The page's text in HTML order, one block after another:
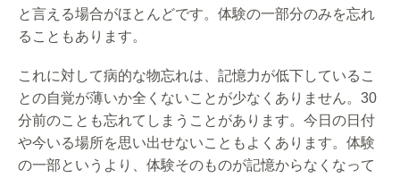
と言える場合がほとんどです。 体験の一部分のみを忘れ
ることもあります。
これに対して病的な物忘れは、 記憶力が低下しているこ
との自覚が薄いか全くないことが少なくあ りません。30
分前のことも忘れてしまうことがあります。 今日の日付
や今いる場所を思い出せないこともよくあります。 体験
の一部というより、 体験そのものが記憶からなくなって